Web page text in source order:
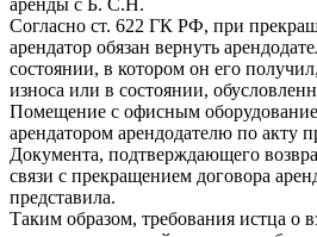
аренды с Б. С.Н.
Согласно ст. 622 ГК РФ, при
арендатор обязан вернуть
состоянии, в котором он его
износа или в состоянии,
Помещение с офисным
арендатором арендодателю по акту
Документа, подтверждающего
связи с прекращением договора
представила.
Таким образом, требования истца о